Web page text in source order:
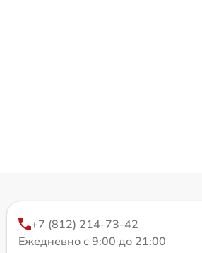
+7 (812) 214-73-42
Ежедневно с 9:00 до 21:00